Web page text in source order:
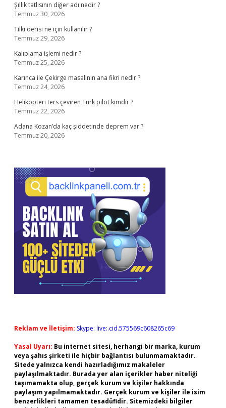
Şıllık tatlısının diğer adı nedir ?
Temmuz 30, 2026
Tilki derisi ne için kullanılır ?
Temmuz 29, 2026
Kalıplama işlemi nedir ?
Temmuz 25, 2026
Karınca ile Çekirge masalının ana fikri nedir ?
Temmuz 24, 2026
Helikopteri ters çeviren Türk pilot kimdir ?
Temmuz 22, 2026
Adana Kozan’da kaç şiddetinde deprem var ?
Temmuz 20, 2026
Reklam ve İletişim: Skype: live:.cid.575569c608265c69
Yasal Uyarı: Bu internet sitesi, herhangi bir marka, kurum
veya şahıs şirketi ile hiçbir bağlantısı bulunmamaktadır.
Sitede yalnızca kendi hazırladığımız makaleler
paylaşılmaktadır. Burada yer alan içerikler haber niteliği
taşımamakta olup, gerçek kurum ve kişiler hakkında
paylaşım yapılmamaktadır. Gerçek kurum ve kişiler ile isim
benzerlikleri tamamen tesadüfidir. Sitemizdeki bilgiler